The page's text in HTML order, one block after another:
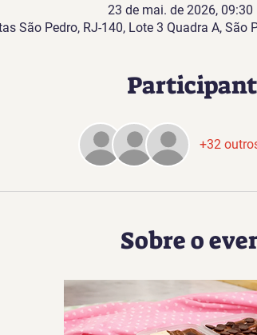
23 de mai. de 2026,
São Pedro, RJ-140, Lote 3 Quadra A, São
+32
Sobre o